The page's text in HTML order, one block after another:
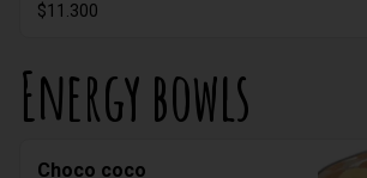
$11.300
Energy bowls
Choco coco